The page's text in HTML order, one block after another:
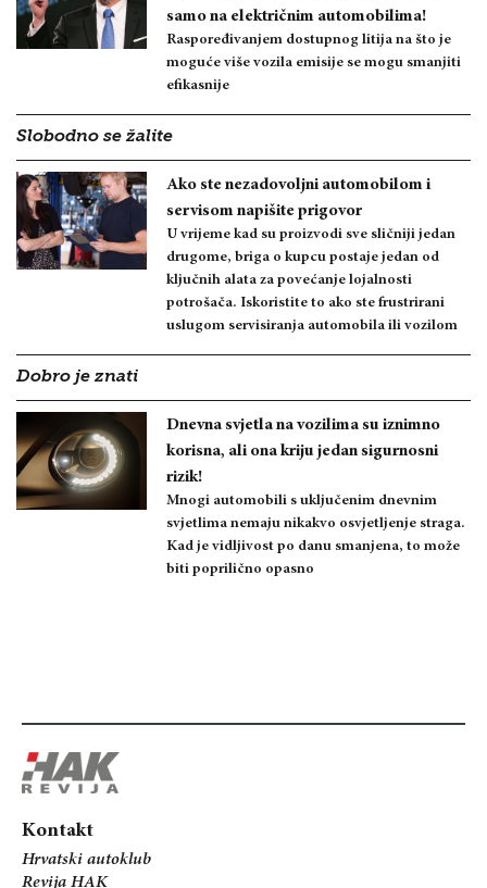
samo na električnim automobilima!
Raspoređivanjem dostupnog litija na što je
moguće više vozila emisije se mogu smanjiti
efikasnije
Slobodno se žalite
Ako ste nezadovoljni automobilom i
servisom napišite prigovor
U vrijeme kad su proizvodi sve sličniji jedan
drugome, briga o kupcu postaje jedan od
ključnih alata za povećanje lojalnosti
potrošača. Iskoristite to ako ste frustrirani
uslugom servisiranja automobila ili vozilom
Dobro je znati
Dnevna svjetla na vozilima su iznimno
korisna, ali ona kriju jedan sigurnosni
rizik!
Mnogi automobili s uključenim dnevnim
svjetlima nemaju nikakvo osvjetljenje straga.
Kad je vidljivost po danu smanjena, to može
biti poprilično opasno
Kontakt
Hrvatski autoklub
Revija HAK